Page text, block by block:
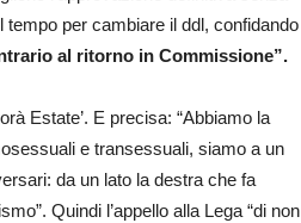
per cambiare il ddl, confidando
al ritorno in Commissione”.
Estate’. E precisa: “Abbiamo la
e transessuali, siamo a un
da un lato la destra che fa
Quindi l’appello alla Lega “di non